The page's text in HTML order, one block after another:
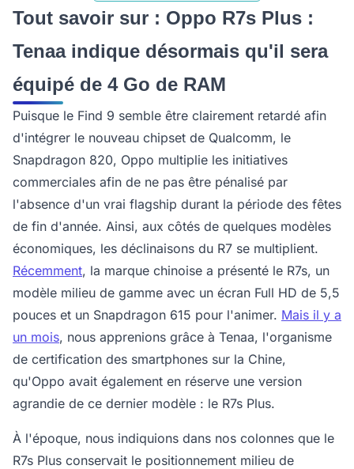
Tout savoir sur : Oppo R7s Plus :
Tenaa indique désormais qu'il sera
équipé de 4 Go de RAM
Puisque le Find 9 semble être clairement retardé afin
d'intégrer le nouveau chipset de Qualcomm, le
Snapdragon 820, Oppo multiplie les initiatives
commerciales afin de ne pas être pénalisé par
l'absence d'un vrai flagship durant la période des fêtes
de fin d'année. Ainsi, aux côtés de quelques modèles
économiques, les déclinaisons du R7 se multiplient.
Récemment, la marque chinoise a présenté le R7s, un
modèle milieu de gamme avec un écran Full HD de 5,5
pouces et un Snapdragon 615 pour l'animer. Mais il y a
un mois, nous apprenions grâce à Tenaa, l'organisme
de certification des smartphones sur la Chine,
qu'Oppo avait également en réserve une version
agrandie de ce dernier modèle : le R7s Plus.
À l'époque, nous indiquions dans nos colonnes que le
R7s Plus conservait le positionnement milieu de